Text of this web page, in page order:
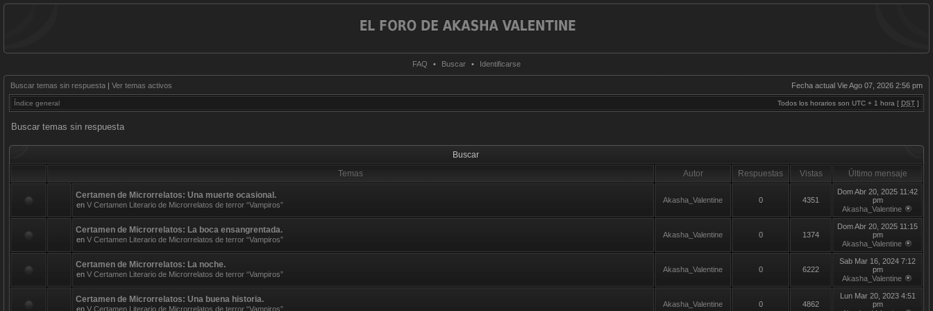
FAQ • Buscar • Identificarse
Buscar temas sin respuesta | Ver temas activos Fecha actual Vie Ago 07, 2026 2:56 pm
Índice general Todos los horarios son UTC + 1 hora [ DST ]
Buscar temas sin respuesta
Buscar
Temas
Autor Respuestas Vistas Último mensaje
Certamen de Microrrelatos: Una muerte ocasional.
en V Certamen Literario de Microrrelatos de terror “Vampiros”
Akasha_Valentine 0 4351
Dom Abr 20, 2025 11:42
pm
Akasha_Valentine
Certamen de Microrrelatos: La boca ensangrentada.
en V Certamen Literario de Microrrelatos de terror “Vampiros”
Akasha_Valentine 0 1374
Dom Abr 20, 2025 11:15
pm
Akasha_Valentine
Certamen de Microrrelatos: La noche.
en V Certamen Literario de Microrrelatos de terror “Vampiros”
Akasha_Valentine 0 6222
Sab Mar 16, 2024 7:12
pm
Akasha_Valentine
Certamen de Microrrelatos: Una buena historia.
en V Certamen Literario de Microrrelatos de terror “Vampiros”
Akasha_Valentine 0 4862
Lun Mar 20, 2023 4:51
pm